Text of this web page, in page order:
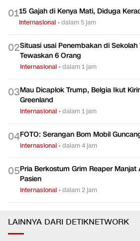
0115 Gajah di Kenya Mati, Diduga
Internasional •dalam 5 jam
02Situasi usai Penembakan di Sekolah
Tewaskan 6 Orang
Internasional •dalam 1 jam
03Mau Dicaplok Trump, Belgia Ikut
Greenland
Internasional •dalam 1 jam
04FOTO: Serangan Bom Mobil
Internasional •dalam 4 jam
05Pria Berkostum Grim Reaper Manjat
Pasien
Internasional •dalam 2 jam
LAINNYA DARI DETIKNETWORK